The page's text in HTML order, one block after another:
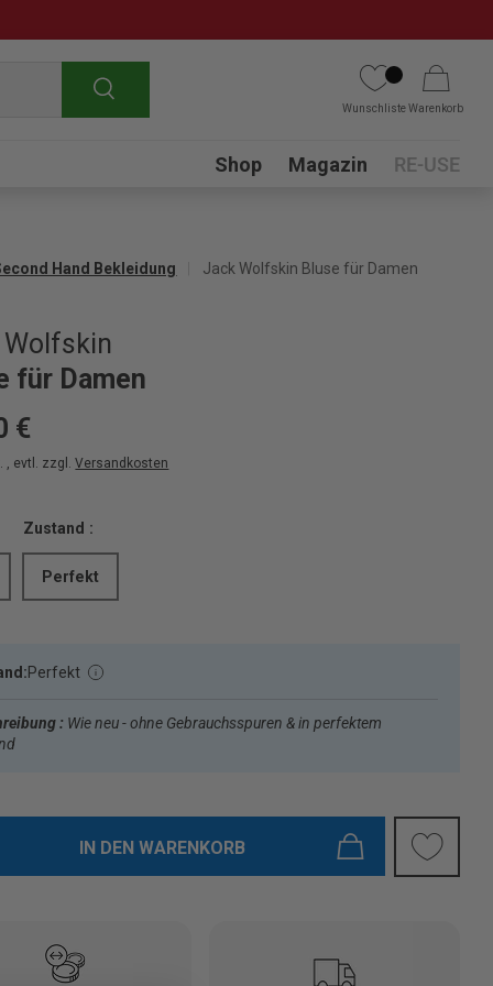
Suchen
WunschlisteWarenkorb
Submenu
Shop Magazin RE-USE
Hand Bekleidung Jack Wolfskin Bluse für Damen
für Damen
€
, evtl. zzgl.Versandkosten
Zustand :
Perfekt
Perfekt
: Wie neu - ohne Gebrauchsspuren & in perfektem
IN DEN WARENKORB